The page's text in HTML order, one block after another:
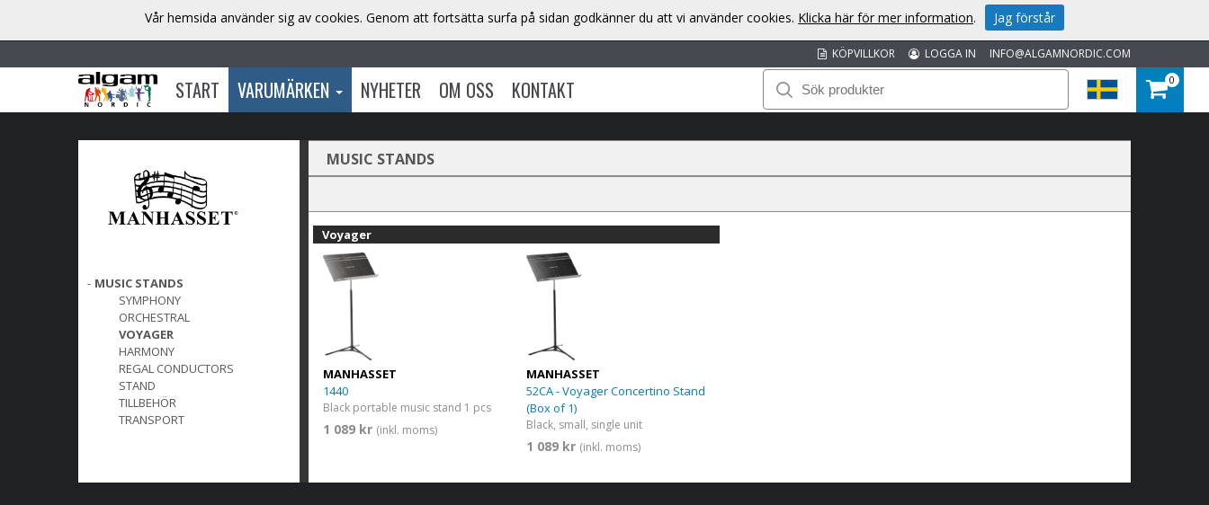
INFO@ALGAMNORDIC.COM
LOGGA IN
KÖPVILLKOR
START VARUMÄRKEN NYHETER OM OSS KONTAKT 0
- MUSIC STANDS
SYMPHONY
ORCHESTRAL
VOYAGER
HARMONY
REGAL CONDUCTORS
STAND
TILLBEHÖR
TRANSPORT
MUSIC STANDS
Voyager
MANHASSET
1440
Black portable music stand 1 pcs
1 089 kr (inkl. moms)
MANHASSET
52CA - Voyager Concertino Stand
(Box of 1)
Black, small, single unit
1 089 kr (inkl. moms)
Vår hemsida använder sig av cookies. Genom att fortsätta surfa på sidan godkänner du att vi använder cookies. Klicka här för mer information. Jag förstår